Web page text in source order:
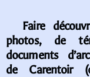
Faire
photos, de
documents
de Carentoir